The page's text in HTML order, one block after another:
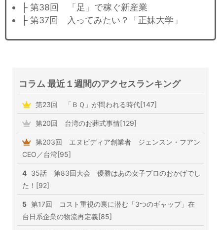
├ 第38回 「足」で稼ぐ新産業
├ 第37回 入ってみたい？「正妹大学」
コラム 最近１週間のアクセスランキング
第23回 「ＢＱ」が問われる時代[147]
第20回 台湾のお葬式事情[129]
第203回 エヌビディア創業者 ジェンスン・フアン
CEO／台湾[95]
4 35話 第83回大会 優勝はあの女子プロのおかげでし
た！[92]
5 第17回 コスト重視の裏に潜む「3つのギャップ」在
台日系企業の物流再定義[85]